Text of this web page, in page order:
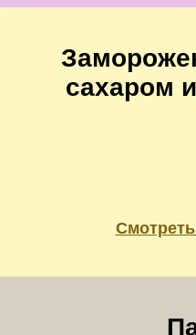
сахаром